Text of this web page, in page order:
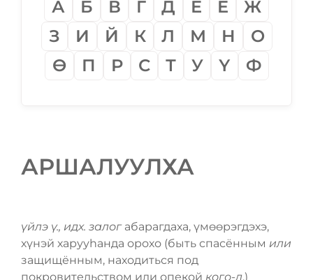
А Б В Г Д Е Ё
Ж
З
И Й К Л М Н
О
Ѳ
П Р С Т У Ү Ф
АРШАЛУУЛХА
үйлэ ү., идх. залогабарагдаха, үмѳѳрэгдэхэ,
хүнэй харууһанда орохо (быть спасённым или
защищённым, находиться под
покровительством или опекой кого-л.)